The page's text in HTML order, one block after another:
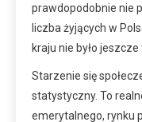
prawdopodobnie nie
liczba żyjących w
kraju nie było jeszcze
Starzenie się
statystyczny. To
emerytalnego, rynku